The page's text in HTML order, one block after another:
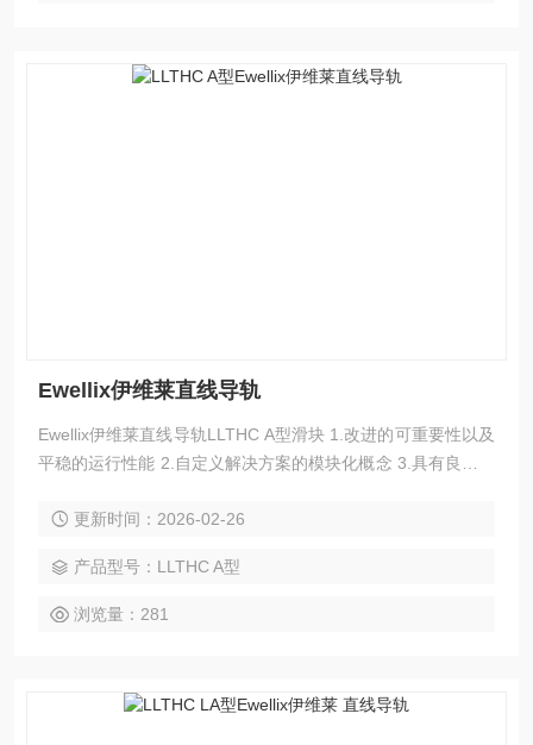
Ewellix伊维莱直线导轨
Ewellix伊维莱直线导轨LLTHC A型滑块 1.改进的可重要性以及
平稳的运行性能 2.自定义解决方案的模块化概念 3.具有良好的
维护 5.互换性和*供货
更新时间：2026-02-26
产品型号：LLTHC A型
浏览量：281